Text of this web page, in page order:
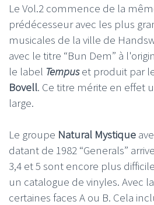
Le Vol.2 commence de la
prédécesseur avec les plus
musicales de la ville de
avec le titre “Bun Dem” à
le label Tempuset produit par
Bovell. Ce titre mérite en effet
large.
Le groupe Natural Mystique
datant de 1982 “Generals”
3,4 et 5 sont encore plus
un catalogue de vinyles. Avec
certaines faces A ou B. Cela